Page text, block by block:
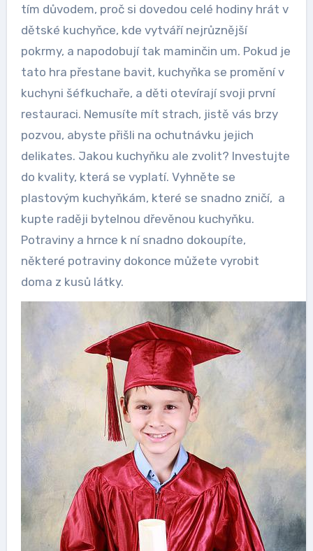
tím důvodem, proč si dovedou celé hodiny hrát v
dětské kuchyňce, kde vytváří nejrůznější
pokrmy, a napodobují tak maminčin um. Pokud je
tato hra přestane bavit, kuchyňka se promění v
kuchyni šéfkuchaře, a děti otevírají svoji první
restauraci. Nemusíte mít strach, jistě vás brzy
pozvou, abyste přišli na ochutnávku jejich
delikates. Jakou kuchyňku ale zvolit? Investujte
do kvality, která se vyplatí. Vyhněte se
plastovým kuchyňkám, které se snadno zničí, a
kupte raději bytelnou dřevěnou kuchyňku.
Potraviny a hrnce k ní snadno dokoupíte,
některé potraviny dokonce můžete vyrobit
doma z kusů látky.